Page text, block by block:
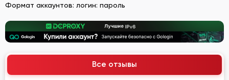
Формат аккаунтов: логин: пароль
Все отзывы